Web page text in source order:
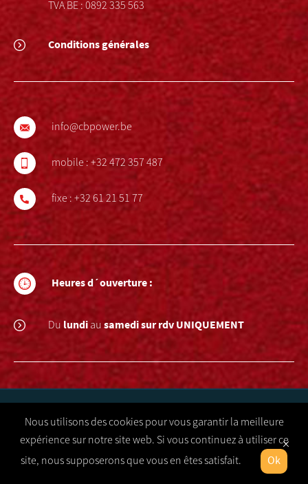
TVA BE : 0892 335 563
Conditions générales
info@cbpower.be
mobile : +32 472 357 487
fixe : +32 61 21 51 77
Heures d´ouverture :
Du lundi au samedi sur rdv UNIQUEMENT
Copyright © 2025CB Power
Nous utilisons des cookies pour vous garantir la meilleure
expérience sur notre site web. Si vous continuez à utiliser ce
site, nous supposerons que vous en êtes satisfait.
Ok